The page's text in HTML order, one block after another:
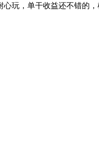
玩，单干收益还不错的